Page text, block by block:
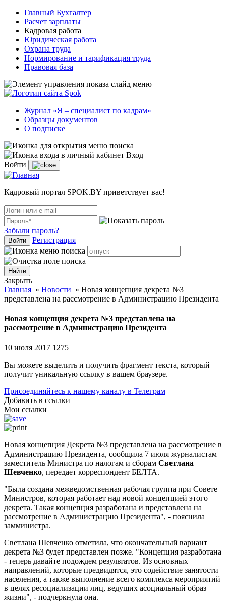
Главный Бухгалтер
Расчет зарплаты
Кадровая работа
Юридическая работа
Охрана труда
Нормирование и тарификация труда
Правовая база
Журнал «Я – специалист по кадрам»
Образцы документов
О подписке
Вход
Войти
Кадровый портал SPOK.BY приветствует вас!
Забыли пароль?
Войти Регистрация
Закрыть
Главная » Новости » Новая концепция декрета №3
представлена на рассмотрение в Администрацию Президента
Новая концепция декрета №3 представлена на
рассмотрение в Администрацию Президента
10 июля 2017 1275
Вы можете выделить и получить фрагмент текста, который
получит уникальную ссылку в вашем браузере.
Присоединяйтесь к нашему каналу в Телеграм
Добавить в ссылки
Мои ссылки
Новая концепция Декрета №3 представлена на рассмотрение в
Администрацию Президента, сообщила 7 июля журналистам
заместитель Министра по налогам и сборам Светлана
Шевченко, передает корреспондент БЕЛТА.
"Была создана межведомственная рабочая группа при Совете
Министров, которая работает над новой концепцией этого
декрета. Такая концепция разработана и представлена на
рассмотрение в Администрацию Президента", - пояснила
замминистра.
Светлана Шевченко отметила, что окончательный вариант
декрета №3 будет представлен позже. "Концепция разработана
- теперь давайте подождем результатов. Из основных
направлений, которые предвидятся, это содействие занятости
населения, а также выполнение всего комплекса мероприятий
в целях ресоциализации лиц, ведущих асоциальный образ
жизни", - подчеркнула она.